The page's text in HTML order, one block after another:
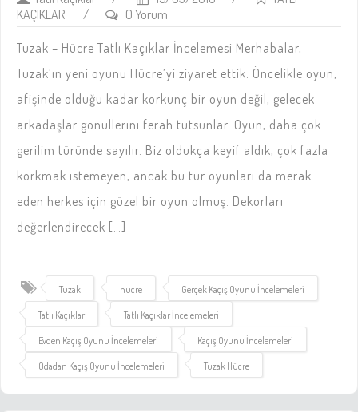
KAÇIKLAR
/ 0 Yorum
Tuzak – Hücre Tatlı Kaçıklar İncelemesi Merhabalar,
Tuzak’ın yeni oyunu Hücre’yi ziyaret ettik. Öncelikle oyun,
afişinde olduğu kadar korkunç bir oyun değil, gelecek
arkadaşlar gönüllerini ferah tutsunlar. Oyun, daha çok
gerilim türünde sayılır. Biz oldukça keyif aldık, çok fazla
korkmak istemeyen, ancak bu tür oyunları da merak
eden herkes için güzel bir oyun olmuş. Dekorları
değerlendirecek […]
Tuzak hücre Gerçek Kaçış Oyunu İncelemeleri
Tatlı Kaçıklar Tatlı Kaçıklar İncelemeleri
Evden Kaçış Oyunu İncelemeleri Kaçış Oyunu İncelemeleri
Odadan Kaçış Oyunu İncelemeleri Tuzak Hücre